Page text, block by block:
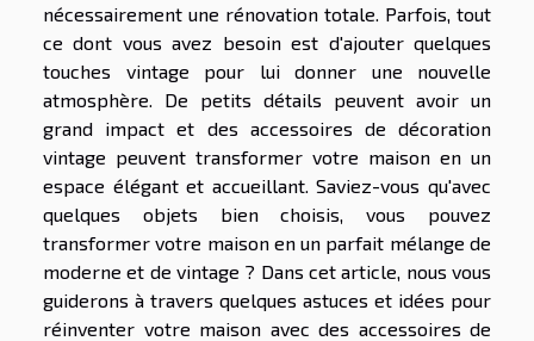
nécessairement une rénovation totale. Parfois, tout
ce dont vous avez besoin est d'ajouter quelques
touches vintage pour lui donner une nouvelle
atmosphère. De petits détails peuvent avoir un
grand impact et des accessoires de décoration
vintage peuvent transformer votre maison en un
espace élégant et accueillant. Saviez-vous qu'avec
quelques objets bien choisis, vous pouvez
transformer votre maison en un parfait mélange de
moderne et de vintage ? Dans cet article, nous vous
guiderons à travers quelques astuces et idées pour
réinventer votre maison avec des accessoires de